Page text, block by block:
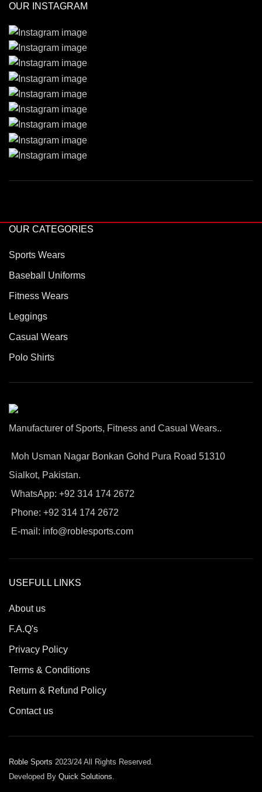
OUR INSTAGRAM
OUR CATEGORIES
Sports Wears
Baseball Uniforms
Fitness Wears
Leggings
Casual Wears
Polo Shirts
Manufacturer of Sports, Fitness and Casual Wears..
Moh Usman Nagar Bonkan Gohd Pura Road 51310
Sialkot, Pakistan.
WhatsApp: +92 314 174 2672
Phone: +92 314 174 2672
E-mail: info@roblesports.com
USEFULL LINKS
About us
F.A.Q's
Privacy Policy
Terms & Conditions
Return & Refund Policy
Contact us
Roble Sports 2023/24 All Rights Reserved.
Developed By Quick Solutions.